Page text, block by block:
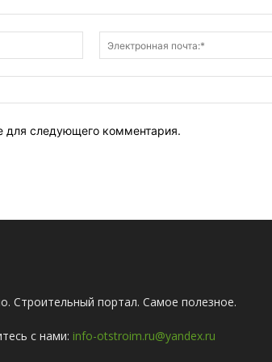
Имя:*
для следующего комментария.
Строительный портал. Самое полезное.
с нами: info-otstroim.ru@yandex.ru